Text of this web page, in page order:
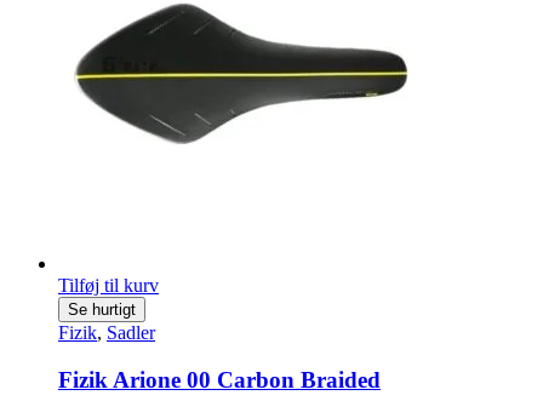
Tilføj til kurv
Se hurtigt
Fizik, Sadler
Fizik Arione 00 Carbon Braided